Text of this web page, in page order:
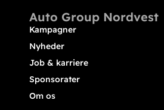
Auto Group Nordvest
Kampagner
Nyheder
Job & karriere
Sponsorater
Om os